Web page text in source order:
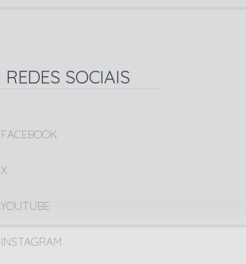
REDES SOCIAIS
FACEBOOK
X
YOUTUBE
INSTAGRAM